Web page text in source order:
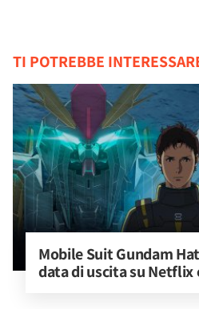
TI POTREBBE
Mobile Suit Gundam
data di uscita su